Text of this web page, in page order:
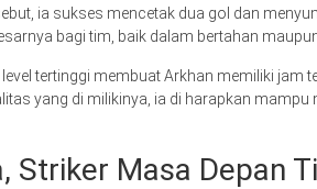
ia sukses mencetak dua gol dan
bagi tim, baik dalam bertahan
tertinggi membuat Arkhan memiliki jam
yang di milikinya, ia di harapkan
Striker Masa Depan